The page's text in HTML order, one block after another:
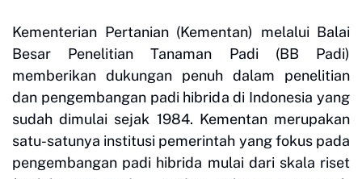
Kementerian Pertanian (Kementan) melalui Balai
Besar Penelitian Tanaman Padi (BB Padi)
memberikan dukungan penuh dalam penelitian
dan pengembangan padi hibrida di Indonesia yang
sudah dimulai sejak 1984. Kementan merupakan
satu-satunya institusi pemerintah yang fokus pada
pengembangan padi hibrida mulai dari skala riset